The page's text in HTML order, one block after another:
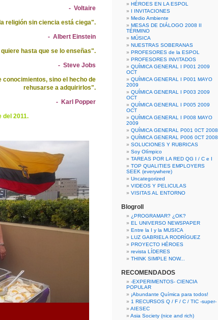
- Voltaire
religión sin ciencia está ciega".
- Albert Einstein
hasta que se lo enseñas".
- Steve Jobs
sino el hecho de
rehusarse a adquirirlos".
- Karl Popper
del 2011.
HÉROES EN LA ESPOL
I INVITACIONES
Medio Ambiente
MESAS DE DIÁLOGO 2008 II
TÉRMINO
MÚSICA
NUESTRAS SOBERANAS
PROFESORES de la ESPOL
PROFESORES INVITADOS
QUÍMICA GENERAL I P001 2009
OCT
QUÍMICA GENERAL I P001 MAYO
2009
QUÍMICA GENERAL I P003 2009
OCT
QUÍMICA GENERAL I P005 2009
OCT
QUÍMICA GENERAL I P008 MAYO
2009
QUÍMICA GENERAL P001 0CT 2008
QUÍMICA GENERAL P006 0CT 2008
SOLUCIONES Y RUBRICAS
Soy Olímpico
TAREAS POR LA RED QG I / C e I
TOP QUALITIES EMPLOYERS
SEEK (everywhere)
Uncategorized
VIDEOS Y PELICULAS
VISITAS AL ENTORNO
Blogroll
¿PROGRAMAR? ¿OK?
EL UNIVERSO NEWSPAPER
Entre la I y la MUSICA
LUZ GABRIELA RODRÍGUEZ
PROYECTO HÉROES
revista LÍDERES
THINK SIMPLE NOW...
RECOMENDADOS
-EXPERIMENTOS- CIENCIA
POPULAR
¡Abundante Química para todos!
1 RECURSOS Q / F / C / TIC -super-
AIESEC
Asia Society (nice and rich)